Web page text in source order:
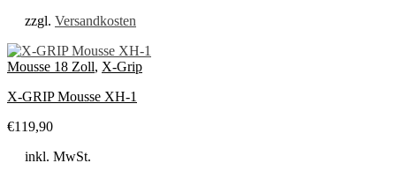
zzgl. Versandkosten
Mousse 18 Zoll, X-Grip
X-GRIP Mousse XH-1
€119,90
inkl. MwSt.